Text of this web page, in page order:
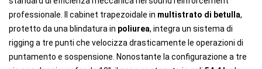
professionale. Il cabinet trapezoidale in multistrato di betulla,
protetto da una blindatura in poliurea, integra un sistema di
rigging a tre punti che velocizza drasticamente le operazioni di
puntamento e sospensione. Nonostante la configurazione a tre